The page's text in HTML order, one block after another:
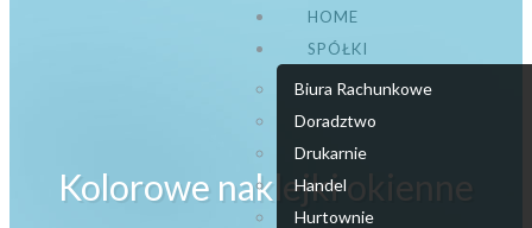
HOME
SPÓŁKI
Biura Rachunkowe
Doradztwo
Drukarnie
Handel
Hurtownie
Kolorowe naklejki okienne